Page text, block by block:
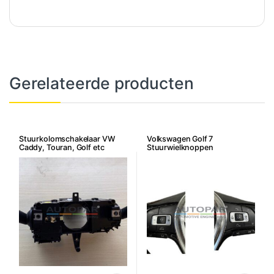
Gerelateerde producten
Stuurkolomschakelaar VW
Caddy, Touran, Golf etc
Volkswagen Golf 7
Stuurwielknoppen